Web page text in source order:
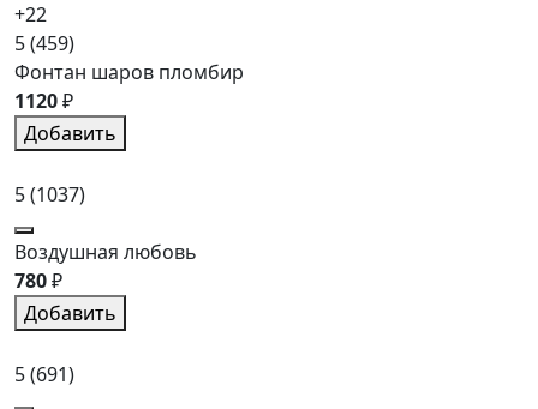
+22
5(459)
Фонтан шаров пломбир
1120₽
Добавить
5(1037)
Воздушная любовь
780₽
Добавить
5(691)